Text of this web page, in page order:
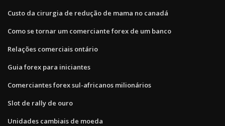
Custo da cirurgia de redução de mama no canadá
Como se tornar um comerciante forex de um banco
Relações comerciais ontário
Guia forex para iniciantes
Comerciantes forex sul-africanos milionários
Slot de rally de ouro
Unidades cambiais de moeda